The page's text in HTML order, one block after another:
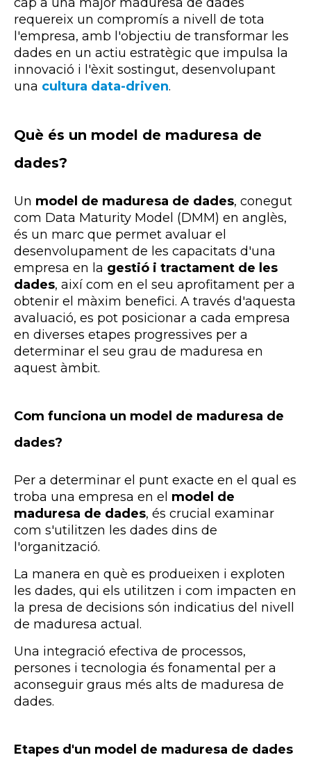
requereix un compromís a nivell de tota
l'empresa, amb l'objectiu de transformar les
dades en un actiu estratègic que impulsa la
innovació i l'èxit sostingut, desenvolupant
una cultura data-driven.
Què és un model de maduresa de
dades?
Un model de maduresa de dades, conegut
com Data Maturity Model (DMM) en anglès,
és un marc que permet avaluar el
desenvolupament de les capacitats d'una
empresa en la gestió i tractament de les
dades, així com en el seu aprofitament per a
obtenir el màxim benefici. A través d'aquesta
avaluació, es pot posicionar a cada empresa
en diverses etapes progressives per a
determinar el seu grau de maduresa en
aquest àmbit.
Com funciona un model de maduresa de
dades?
Per a determinar el punt exacte en el qual es
troba una empresa en el model de
maduresa de dades, és crucial examinar
com s'utilitzen les dades dins de
l'organització.
La manera en què es produeixen i exploten
les dades, qui els utilitzen i com impacten en
la presa de decisions són indicatius del nivell
de maduresa actual.
Una integració efectiva de processos,
persones i tecnologia és fonamental per a
aconseguir graus més alts de maduresa de
dades.
Etapes d'un model de maduresa de dades